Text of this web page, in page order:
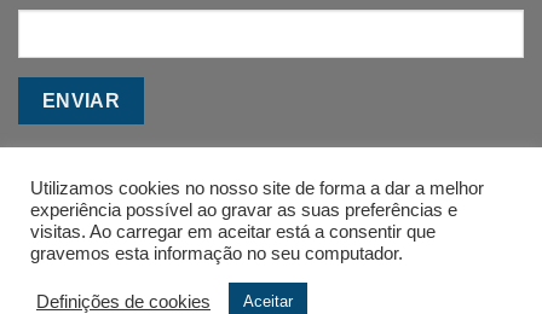
ENVIAR
Utilizamos cookies no nosso site de forma a dar a melhor
experiência possível ao gravar as suas preferências e
visitas. Ao carregar em aceitar está a consentir que
gravemos esta informação no seu computador.
Definições de cookies Aceitar